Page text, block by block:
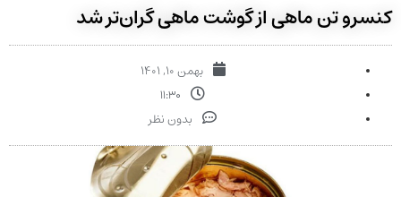
کنسرو تن ماهی از گوشت ماهی گران‌تر شد
بهمن ۱۰, ۱۴۰۱
۱۱:۳۰
بدون نظر